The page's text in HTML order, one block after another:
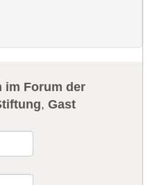
im Forum der
,Gast